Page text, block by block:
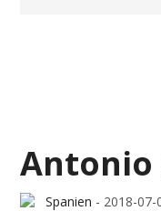
Spanien - 2018-07-